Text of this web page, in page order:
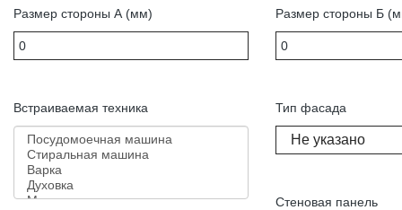
Размер стороны А (мм)
Встраиваемая техника
Размер стороны Б
Тип фасада
Не указано
Стеновая панель